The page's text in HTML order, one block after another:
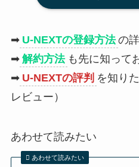
➡ U-NEXTの登録方法 の
➡ 解約方法 も先に知って
➡ U-NEXTの評判 を知り
レビュー）
あわせて読みたい
あわせて読みたい